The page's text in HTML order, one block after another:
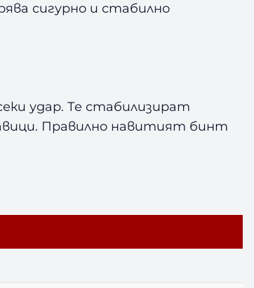
сигурно и стабилно
удар. Те стабилизират
Правилно навитият бинт